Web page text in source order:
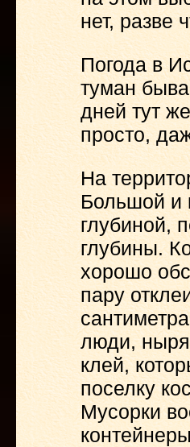
нет, разве
Погода в
туман
дней тут
просто,
На
Большой и
глубиной,
глубины.
хорошо
пару
люди,
клей,
поселку
Мусорки